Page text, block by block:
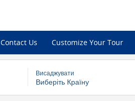
Contact Us Customize Your Tour
Висаджувати
Виберіть Країну